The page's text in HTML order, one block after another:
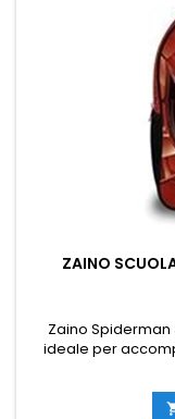
ZAINO
Zaino
ideale per
scolastiche. La